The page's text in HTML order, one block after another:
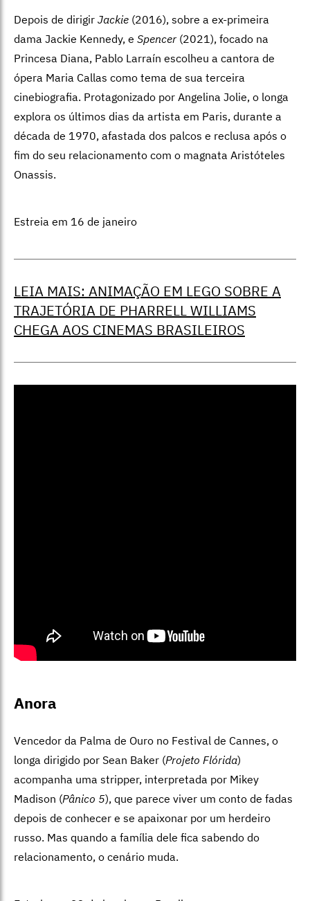
Depois de dirigir Jackie (2016), sobre a ex-primeira
dama Jackie Kennedy, e Spencer (2021), focado na
Princesa Diana, Pablo Larraín escolheu a cantora de
ópera Maria Callas como tema de sua terceira
cinebiografia. Protagonizado por Angelina Jolie, o longa
explora os últimos dias da artista em Paris, durante a
década de 1970, afastada dos palcos e reclusa após o
fim do seu relacionamento com o magnata Aristóteles
Onassis.
Estreia em 16 de janeiro
LEIA MAIS: ANIMAÇÃO EM LEGO SOBRE A
TRAJETÓRIA DE PHARRELL WILLIAMS
CHEGA AOS CINEMAS BRASILEIROS
Anora
Vencedor da Palma de Ouro no Festival de Cannes, o
longa dirigido por Sean Baker (Projeto Flórida)
acompanha uma stripper, interpretada por Mikey
Madison (Pânico 5), que parece viver um conto de fadas
depois de conhecer e se apaixonar por um herdeiro
russo. Mas quando a família dele fica sabendo do
relacionamento, o cenário muda.